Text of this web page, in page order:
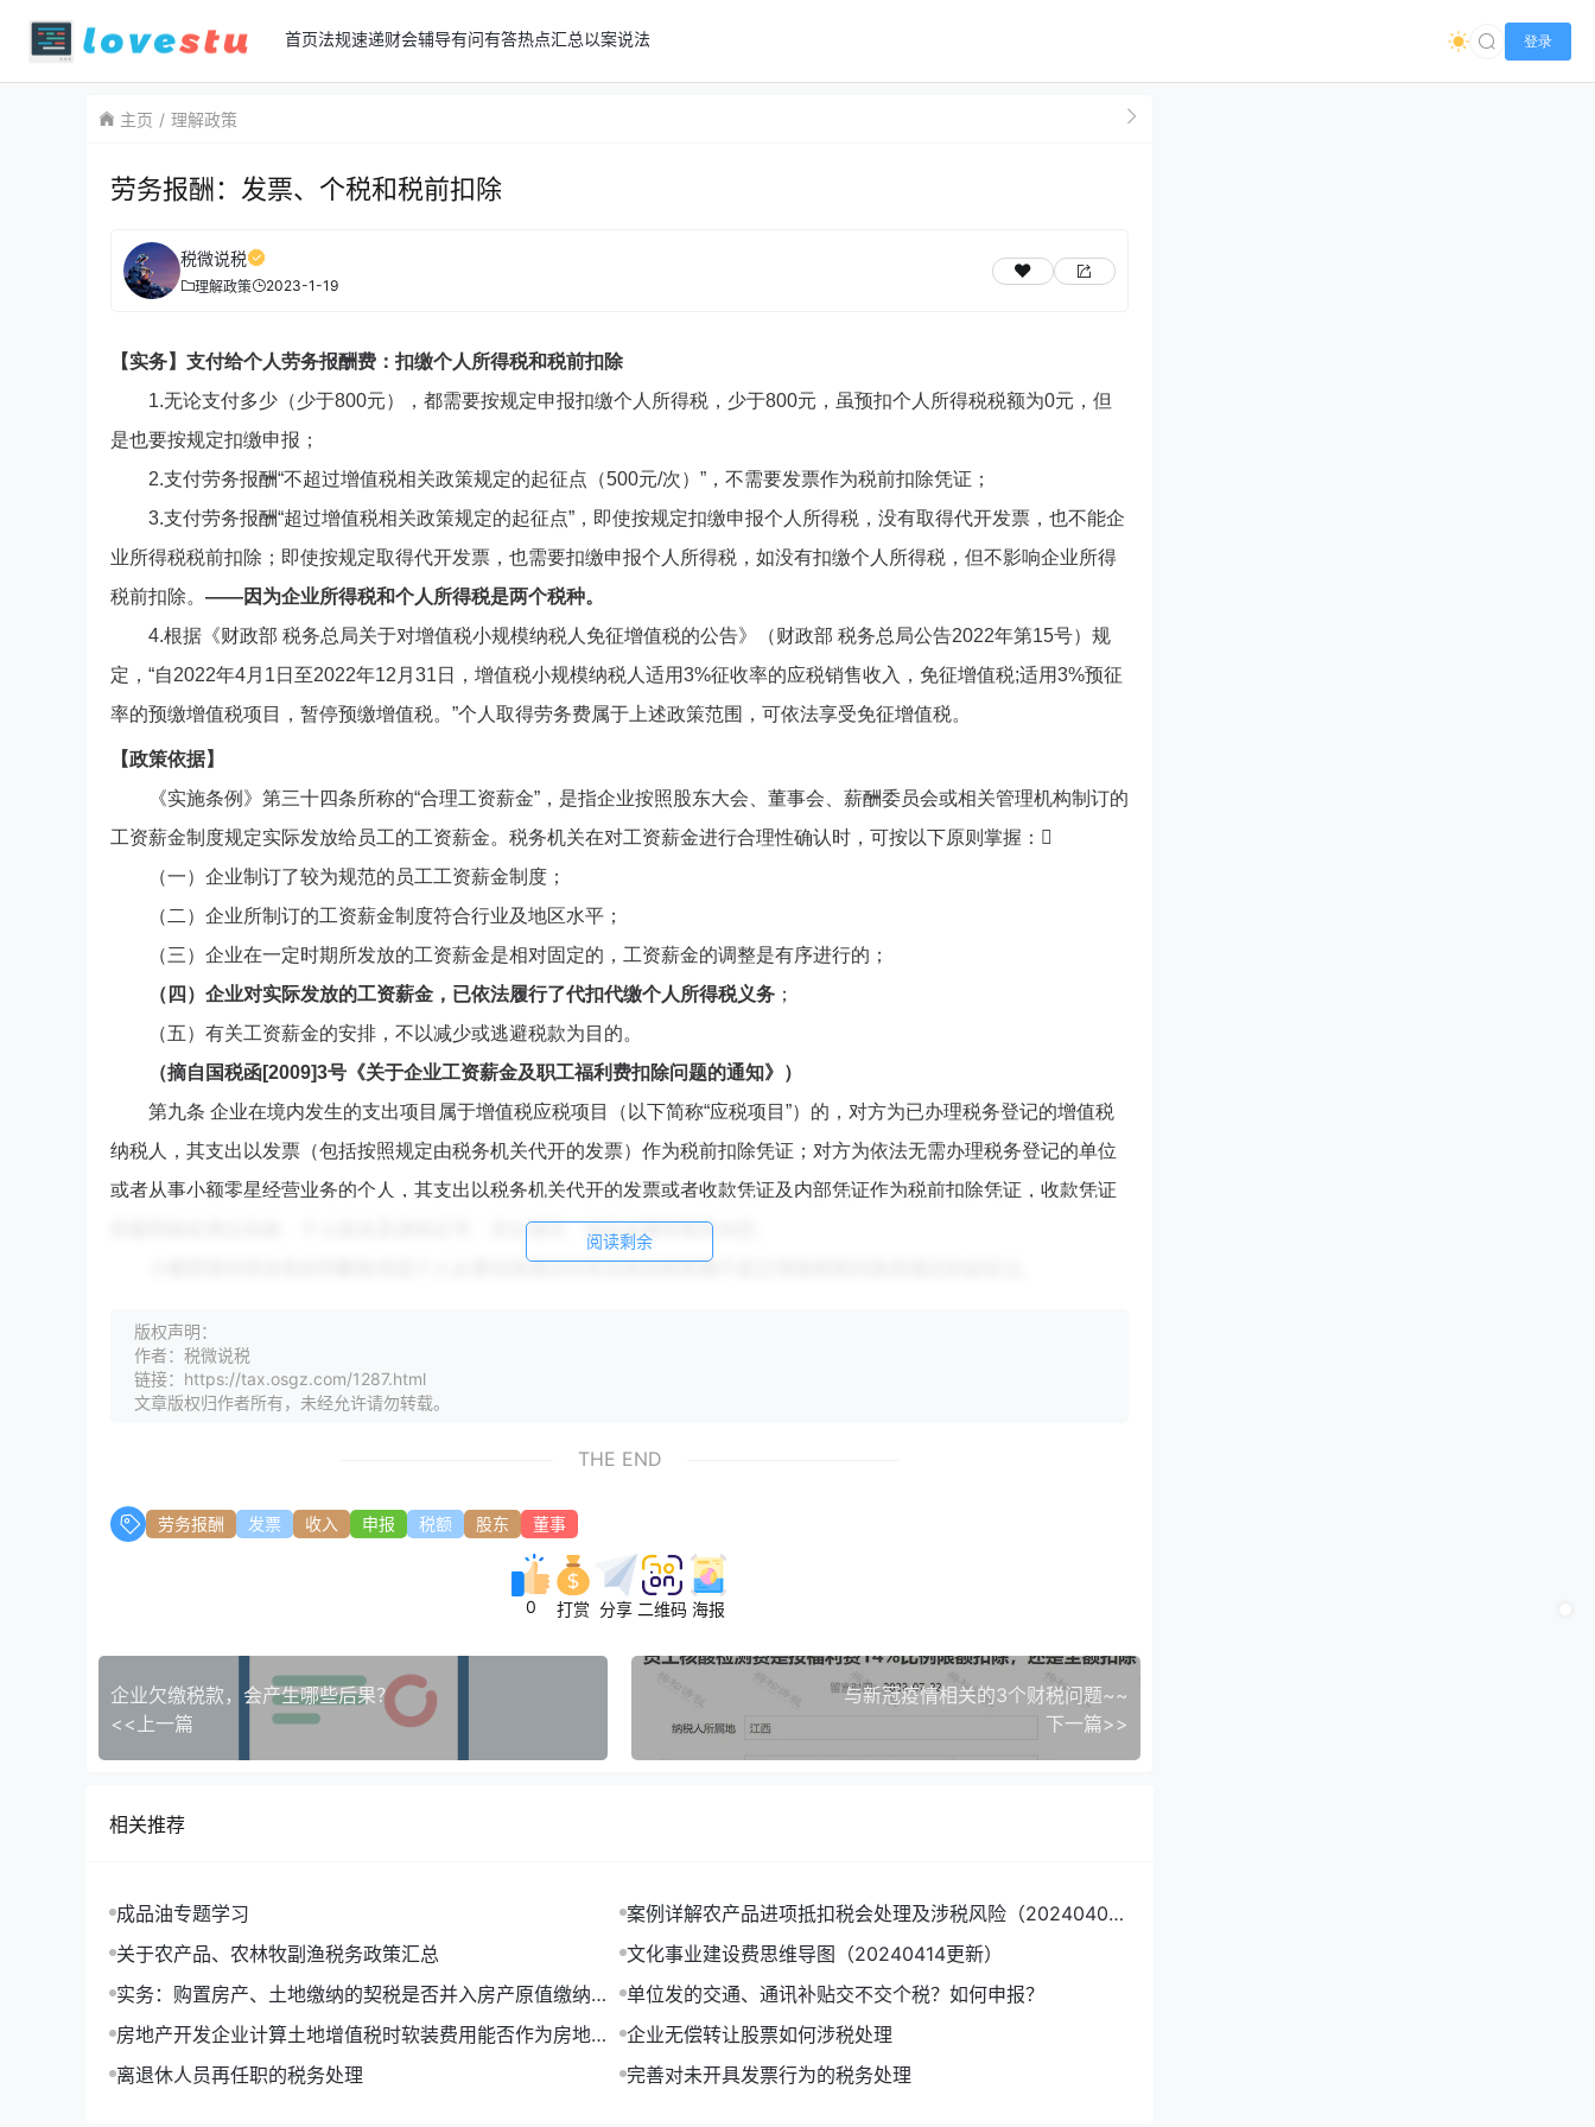
首页法规速递财会辅导有问有答热点汇总以案说法 登录
主页 理解政策
劳务报酬：发票、个税和税前扣除
税微说税
理解政策 2023-1-19
【实务】支付给个人劳务报酬费：扣缴个人所得税和税前扣除
1.无论支付多少（少于800元），都需要按规定申报扣缴个人所得税，少于800元，虽预扣个人所得税税额为0元，但
是也要按规定扣缴申报；
2.支付劳务报酬“不超过增值税相关政策规定的起征点（500元/次）”，不需要发票作为税前扣除凭证；
3.支付劳务报酬“超过增值税相关政策规定的起征点”，即使按规定扣缴申报个人所得税，没有取得代开发票，也不能企
业所得税税前扣除；即使按规定取得代开发票，也需要扣缴申报个人所得税，如没有扣缴个人所得税，但不影响企业所得
税前扣除。 ——因为企业所得税和个人所得税是两个税种。
4.根据《财政部 税务总局关于对增值税小规模纳税人免征增值税的公告》（财政部 税务总局公告2022年第15号）规
定，“自2022年4月1日至2022年12月31日，增值税小规模纳税人适用3%征收率的应税销售收入，免征增值税;适用3%预征
率的预缴增值税项目，暂停预缴增值税。”个人取得劳务费属于上述政策范围，可依法享受免征增值税。
【政策依据】
《实施条例》第三十四条所称的“合理工资薪金”，是指企业按照股东大会、董事会、薪酬委员会或相关管理机构制订的
工资薪金制度规定实际发放给员工的工资薪金。税务机关在对工资薪金进行合理性确认时，可按以下原则掌握：
（一）企业制订了较为规范的员工工资薪金制度；
（二）企业所制订的工资薪金制度符合行业及地区水平；
（三）企业在一定时期所发放的工资薪金是相对固定的，工资薪金的调整是有序进行的；
（四）企业对实际发放的工资薪金，已依法履行了代扣代缴个人所得税义务 ；
（五）有关工资薪金的安排，不以减少或逃避税款为目的。
（摘自国税函[2009]3号《关于企业工资薪金及职工福利费扣除问题的通知》）
第九条 企业在境内发生的支出项目属于增值税应税项目（以下简称“应税项目”）的，对方为已办理税务登记的增值税
纳税人，其支出以发票（包括按照规定由税务机关代开的发票）作为税前扣除凭证；对方为依法无需办理税务登记的单位
或者从事小额零星经营业务的个人，其支出以税务机关代开的发票或者收款凭证及内部凭证作为税前扣除凭证，收款凭证
应载明收款单位名称、个人姓名及身份证号、支出项目、收款金额等相关信息。
小额零星经营业务的判断标准是个人从事应税项目经营业务的销售额不超过增值税相关政策规定的起征点。
（摘自国家税务总局关于发布《企业所得税税前扣除凭证管理办法》的公告（国家税务总局公告2018年第28号））
第四条 实行个人所得税全员全额扣缴申报的应税所得包括：
（摘自《国家税务总局关于发布的公告》（税务总局公告2018年第61号））
阅读剩余
版权声明：
作者：税微说税
链接：https://tax.osgz.com/1287.html
文章版权归作者所有，未经允许请勿转载。
THE END
劳务报酬 发票 收入 申报 税额 股东 董事
0 打赏 分享 二维码 海报
企业欠缴税款，会产生哪些后果？
<<上一篇
与新冠疫情相关的3个财税问题~~
下一篇>>
相关推荐
成品油专题学习
案例详解农产品进项抵扣税会处理及涉税风险（20240406
更新）
关于农产品、农林牧副渔税务政策汇总
文化事业建设费思维导图（20240414更新）
实务：购置房产、土地缴纳的契税是否并入房产原值缴纳房
产税？
单位发的交通、通讯补贴交不交个税？如何申报？
房地产开发企业计算土地增值税时软装费用能否作为房地产
开发成本？
企业无偿转让股票如何涉税处理
离退休人员再任职的税务处理
完善对未开具发票行为的税务处理